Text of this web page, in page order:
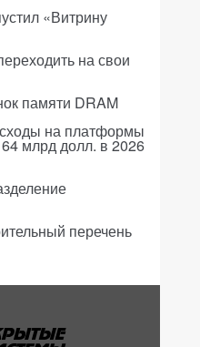
«Витрину
на свои
памяти DRAM
на платформы
млрд долл. в 2026
перечень